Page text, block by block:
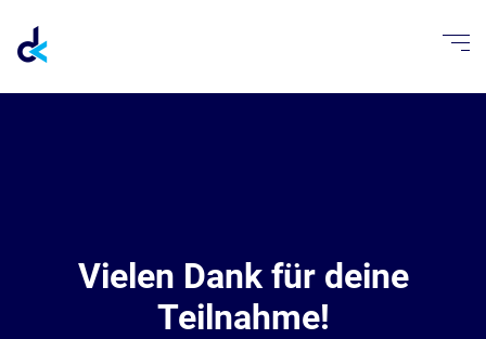
Vielen Dank für deine
Teilnahme!